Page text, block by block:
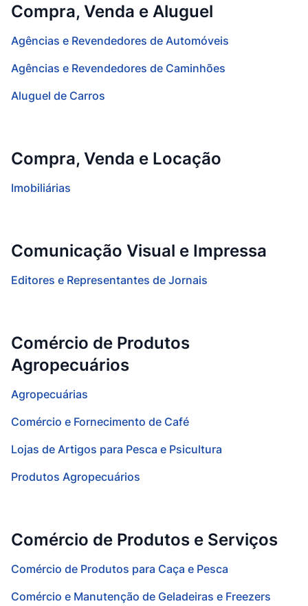
Compra, Venda e Aluguel
Agências e Revendedores de Automóveis
Agências e Revendedores de Caminhões
Aluguel de Carros
Compra, Venda e Locação
Imobiliárias
Comunicação Visual e Impressa
Editores e Representantes de Jornais
Comércio de Produtos
Agropecuários
Agropecuárias
Comércio e Fornecimento de Café
Lojas de Artigos para Pesca e Psicultura
Produtos Agropecuários
Comércio de Produtos e Serviços
Comércio de Produtos para Caça e Pesca
Comércio e Manutenção de Geladeiras e Freezers